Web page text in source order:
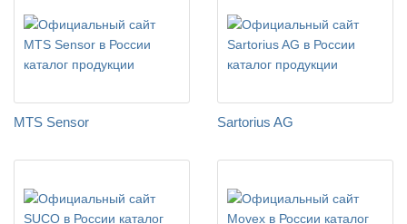
MTS Sensor Sartorius AG